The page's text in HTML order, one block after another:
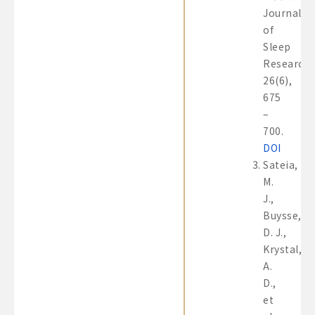
Journal
of
Sleep
Research,
26(6),
675
–
700.
DOI
Sateia,
M.
J.,
Buysse,
D. J.,
Krystal,
A.
D.,
et